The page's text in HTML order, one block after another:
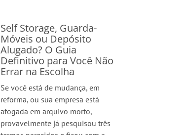
Self Storage, Guarda-
Móveis ou Depósito
Alugado? O Guia
Definitivo para Você Não
Errar na Escolha
Se você está de mudança, em
reforma, ou sua empresa está
afogada em arquivo morto,
provavelmente já pesquisou três